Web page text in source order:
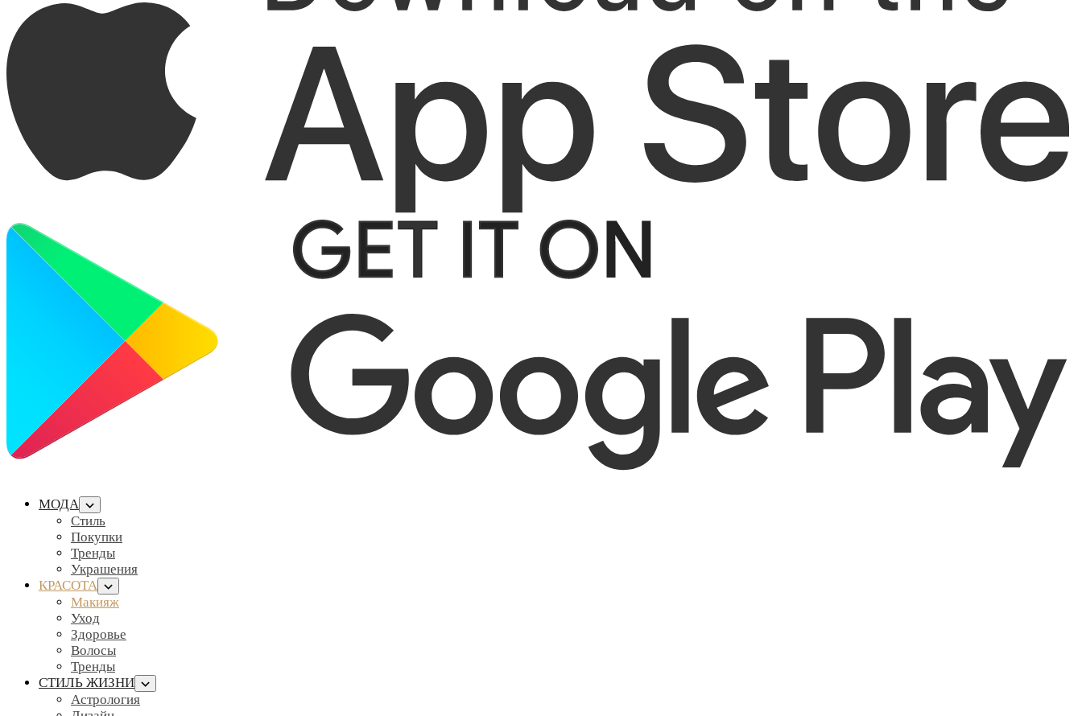
МОДА
Стиль
Покупки
Тренды
Украшения
КРАСОТА
Макияж
Уход
Здоровье
Волосы
Тренды
СТИЛЬ ЖИЗНИ
Астрология